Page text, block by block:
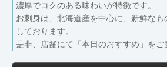
濃厚でコクのある味わいが特徴です。
お刺身は、北海道産を中心に、新鮮な
しております。
是非、店舗にて「本日のおすすめ」をご